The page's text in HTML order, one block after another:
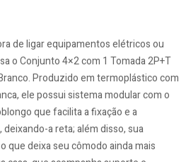
de ligar equipamentos elétricos ou
o Conjunto 4×2 com 1 Tomada 2P+T
Produzido em termoplástico com
ele possui sistema modular com o
que facilita a fixação e a
a reta; além disso, sua
que deixa seu cômodo ainda mais